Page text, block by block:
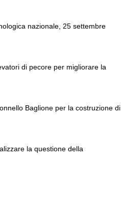
nazionale, 25 settembre
di pecore per migliorare la
Baglione per la costruzione di
la questione della